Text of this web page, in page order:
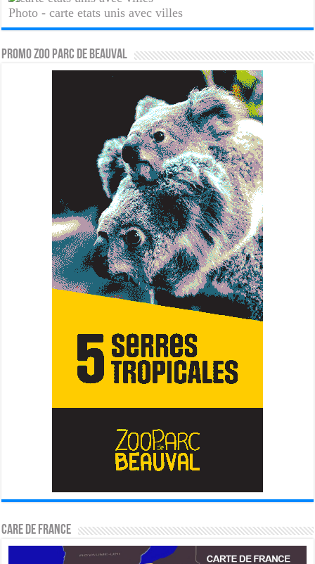
Photo - carte etats unis avec villes
PROMO ZOO PARC DE BEAUVAL
CARE DE FRANCE